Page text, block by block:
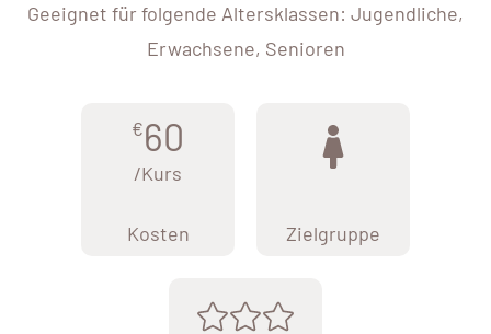
Geeignet für folgende Altersklassen: Jugendliche,
Erwachsene, Senioren
€60
/Kurs
Kosten Zielgruppe